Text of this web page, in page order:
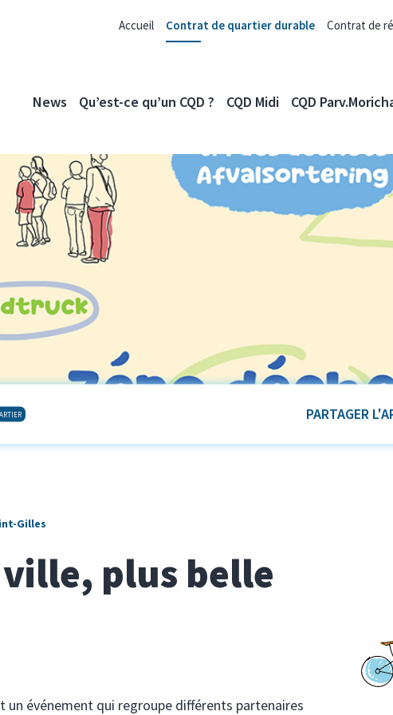
Accueil Contrat de quartier durable Contrat de
News Qu’est-ce qu’un CQD ? CQD Midi CQD
PARTAGER
Gilles
plus belle
un événement qui regroupe différents partenaires